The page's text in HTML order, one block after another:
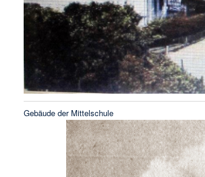
Gebäude der Mittelschule